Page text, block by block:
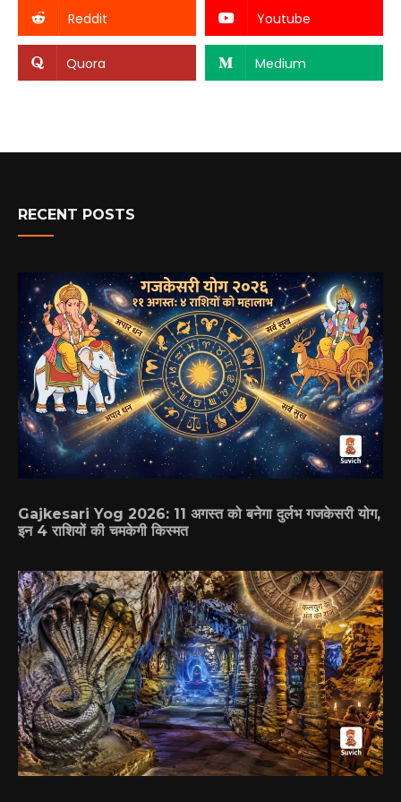
Reddit Youtube
Quora Medium
RECENT POSTS
Gajkesari Yog 2026: 11 अगस्त को बनेगा दुर्लभ गजकेसरी योग,
इन 4 राशियों की चमकेगी किस्मत